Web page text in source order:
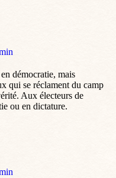
démocratie, mais
qui se réclament du camp
Aux électeurs de
ou en dictature.